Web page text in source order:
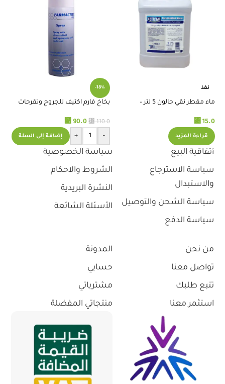
نفذ
ماء مقطر نقي جالون 5 لتر –
⃁ 15.0
قراءة المزيد
-18%
بخاخ فارم اكتيف للجروح وتقرحات
⃁110.0
⃁ 90.0
-
+ إضافة إلى السلة
اتفاقية البيع
سياسة الاسترجاع
والاستبدال
سياسة الشحن والتوصيل
سياسة الدفع
سياسة الخصوصية
الشروط والاحكام
النشرة البريدية
الأسئلة الشائعة
من نحن
تواصل معنا
تتبع طلبك
استثمر معنا
المدونة
حسابي
مشترياتي
منتجاتي المفضلة